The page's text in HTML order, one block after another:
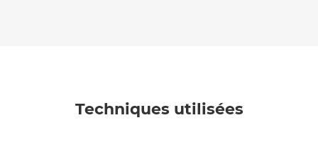
Techniques utilisées